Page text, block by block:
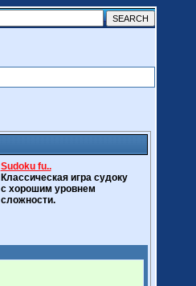
Sudoku fu..
Классическая игра судоку
с хорошим уровнем
сложности.